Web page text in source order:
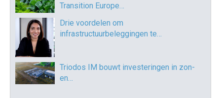
Transition Europe…
Drie voordelen om
infrastructuurbeleggingen te…
Triodos IM bouwt investeringen in zon-
en…